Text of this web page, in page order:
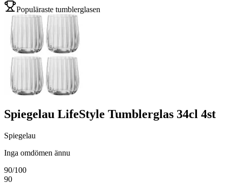
Populäraste tumblerglasen
Spiegelau LifeStyle Tumblerglas 34cl 4st
Spiegelau
Inga omdömen ännu
90/100
90